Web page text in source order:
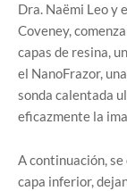
Dra. Naëmi Leo y
Coveney,
capas de resina,
el NanoFrazor,
sonda calentada
eficazmente la
A continuación,
capa inferior,